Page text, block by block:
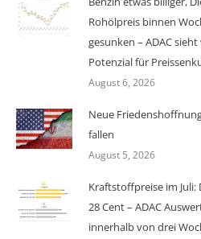
Rohölpreis binnen
gesunken – ADAC
Potenzial für
August 6, 2026
Neue
fallen
August 5, 2026
Kraftstoffpreise im
28 Cent – ADAC
innerhalb von drei